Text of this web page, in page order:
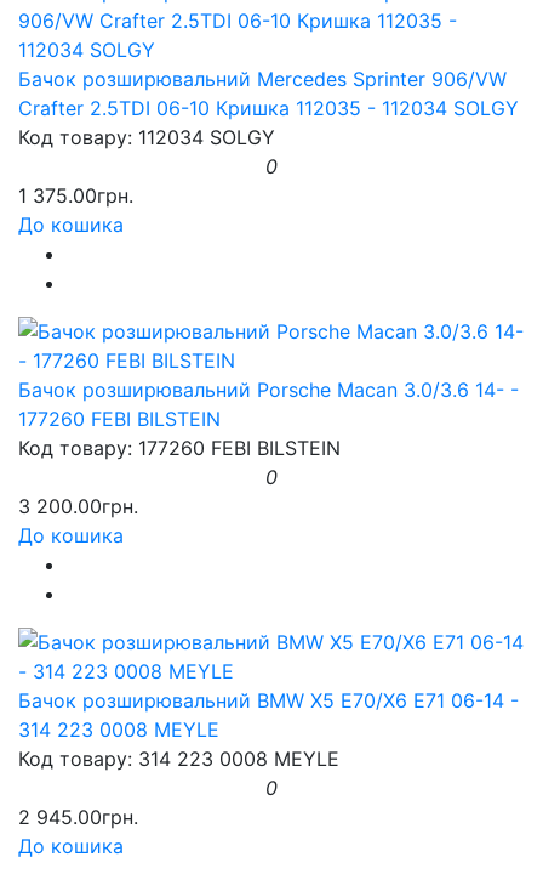
Бачок розширювальний Mercedes Sprinter 906/VW
Crafter 2.5TDI 06-10 Кришка 112035 - 112034 SOLGY
Код товару: 112034 SOLGY
0
1 375.00грн.
До кошика
Бачок розширювальний Porsche Macan 3.0/3.6 14- -
177260 FEBI BILSTEIN
Код товару: 177260 FEBI BILSTEIN
0
3 200.00грн.
До кошика
Бачок розширювальний BMW X5 E70/X6 E71 06-14 -
314 223 0008 MEYLE
Код товару: 314 223 0008 MEYLE
0
2 945.00грн.
До кошика